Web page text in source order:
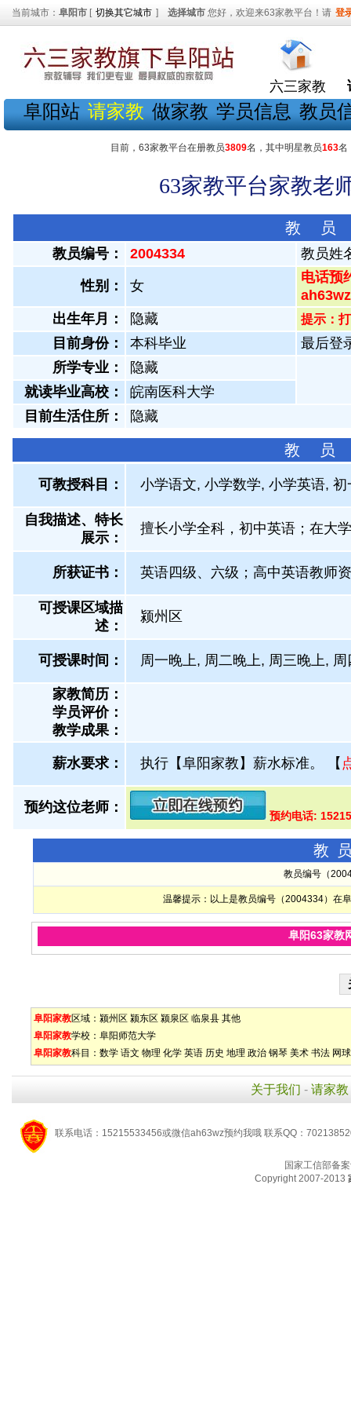
当前城市： 阜阳市 [ 切换其它城市 ] 选择城市 您好，欢迎来63家教平台！请 登
六三家教
阜阳站 请家教 做家教 学员信息 教员
目前，63家教平台在册教员3809名，其中明星教员163名
63家教平台家教老
教 员
教员编号： 2004334 教员姓
性别： 女
电话预
出生年月：
隐藏 提示：
目前身份： 本科毕业
最后登
所学专业：
隐藏
就读毕业高校：
皖南医科大学
目前生活住所：
隐藏
教 员
可教授科目： 小学语文, 小学数学, 小学英语,
自我描述、特长
展示 ：
擅长小学全科，初中英语；在大
所获证书 ： 英语四级、六级；高中英语教师
可授课区域描
述：
颍州区
可授课时间： 周一晚上, 周二晚上, 周三晚上,
家教简历：
学员评价：
教学成果：
薪水要求： 执行【阜阳家教】薪水标准。 【
预约这位老师：
预约电话:
教
教员编号（
温馨提示：以上是教员编号（2004334）在
阜阳63家教
阜阳家教区域： 颍州区 颍东区 颍泉区 临泉县 其他
阜阳家教学校： 阜阳师范大学
阜阳家教科目： 数学 语文 物理 化学 英语 历史 地理 政治 钢琴 美术 书法 网球
关于我们 - 请家教
联系电话：15215533456或微信ah63wz预约我哦 联系QQ：
国家工信部备
Copyright 2007-2013